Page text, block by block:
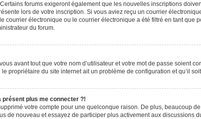
forums exigeront également que les nouvelles inscriptions
lors de votre inscription. Si vous aviez reçu un courrier
courrier électronique ou le courrier électronique a été filtré en tant que
du forum.
avant tout que votre nom d’utilisateur et votre mot de passe soient
propriétaire du site internet ait un problème de configuration et qu’il
présent plus me connecter ?!
votre compte pour une quelconque raison. De plus, beaucoup
de nouveau et essayez de participer plus activement aux discussions